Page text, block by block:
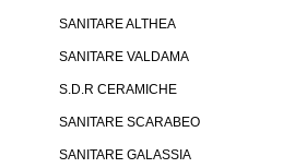
SANITARE ALTHEA
SANITARE VALDAMA
S.D.R CERAMICHE
SANITARE SCARABEO
SANITARE GALASSIA